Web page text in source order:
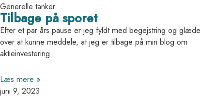
Generelle tanker
Tilbage på sporet
Efter et par års pause er jeg fyldt med begejstring og glæde
over at kunne meddele, at jeg er tilbage på min blog om
aktieinvestering
Læs mere »
juni 9, 2023